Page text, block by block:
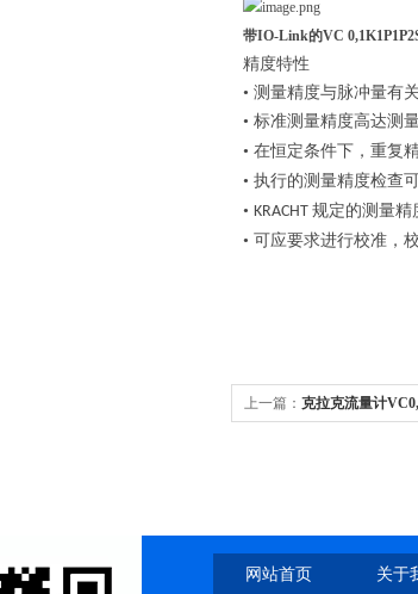
带IO-Link的VC
精度特性
• 测量精度与脉冲量有
• 标准测量精度高达测
• 在恒定条件下，重复
• 执行的测量精度检查
• KRACHT 规定的测量精
• 可应要求进行校准，
上一篇： 克拉克流量计
网站首页 关于